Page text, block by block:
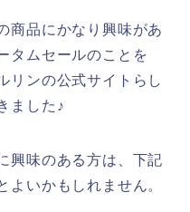
商品にかなり興味があ
タムセールのことを
リンの公式サイトらし
ました♪
興味のある方は、下記
よいかもしれません。